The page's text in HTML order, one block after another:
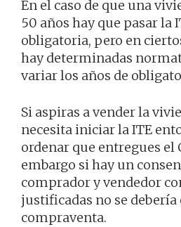
En el caso de que una
50 años hay que pasar la
obligatoria, pero en
hay determinadas
variar los años de
Si aspiras a vender la
necesita iniciar la ITE
ordenar que entregues el
embargo si hay un
comprador y vendedor
justificadas no se debería
compraventa.